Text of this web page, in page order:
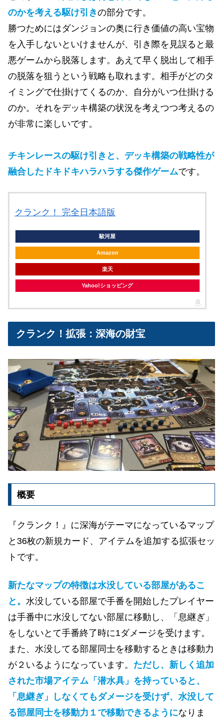
のかを考える駆け引きの部分です。
勝つためにはダンジョンの奥に行き価値の高い宝物
を入手しないといけませんが、引き際を見誤ると最
悪ゲームから脱落します。あえて早く脱出して相手
の脱落を狙うという戦略も取れます。相手がどのタ
イミングで仕掛けてくるのか、自分がいつ仕掛ける
のか。それをデッキ構築の状況を考えつつ考えるの
が非常に楽しいです。
チキンレースの駆け引きと、デッキ構築の戦略性が
融合したドキドキハラハラする傑作ゲームです。
クランク！ 完全日本語版
駿河屋
Amazon
楽天
Yahoo!ショッピング
クランク！拡張：深海の財宝
概要
『クランク！』に深海がテーマになっているマップ
と36枚の新規カード、アイテムを追加する拡張セッ
トです。
新たなマップの特徴は水没している部屋があるこ
と。 水没している部屋で手番を開始したプレイヤー
は手番中に水没してない部屋に移動し、「息継ぎ」
をしないとて手番終了時に1ダメージを受けます。
また、水没してる部屋同士を移動するときは移動力
が２いるようになっています。 ただし、新しく追加
された市場アイテム「潜水具」を持っていると、
「息継ぎ」しなくてもダメージを受けず、水没して
る部屋同士を移動力１で移動できるようになりま